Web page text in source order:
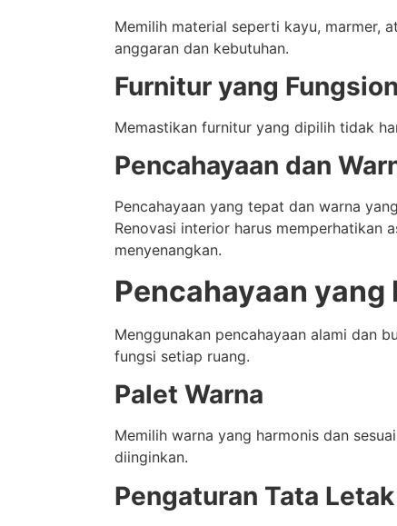
Memilih material seperti kayu, marmer,
anggaran dan kebutuhan.
Furnitur yang
Memastikan furnitur yang dipilih tidak
Pencahayaan dan
Pencahayaan yang tepat dan warna
Renovasi interior harus memperhatikan
menyenangkan.
Pencahayaan yang
Menggunakan pencahayaan alami dan
fungsi setiap ruang.
Palet Warna
Memilih warna yang harmonis dan
diinginkan.
Pengaturan Tata